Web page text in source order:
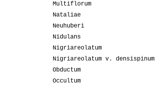
Multiflorum
Nataliae
Neuhuberi
Nidulans
Nigriareolatum
Nigriareolatum v. densispinum
Obductum
Occultum